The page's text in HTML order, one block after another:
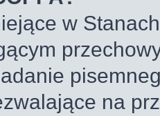
w
na